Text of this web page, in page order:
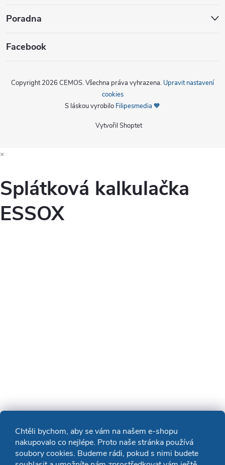
Chtěli bychom, aby se vám na našem e-shopu
nakupovalo co nejlépe. Proto naše stránka používá
soubory cookies. Budeme rádi, pokud s nimi budete
Poradna
Facebook
Vytvořil Shoptet
Copyright 2026 CEMOS. Všechna práva vyhrazena. Upravit nastavení
cookies
S láskou vyrobilo Filipesmedia 🧡
×
Splátková kalkulačka
ESSOX